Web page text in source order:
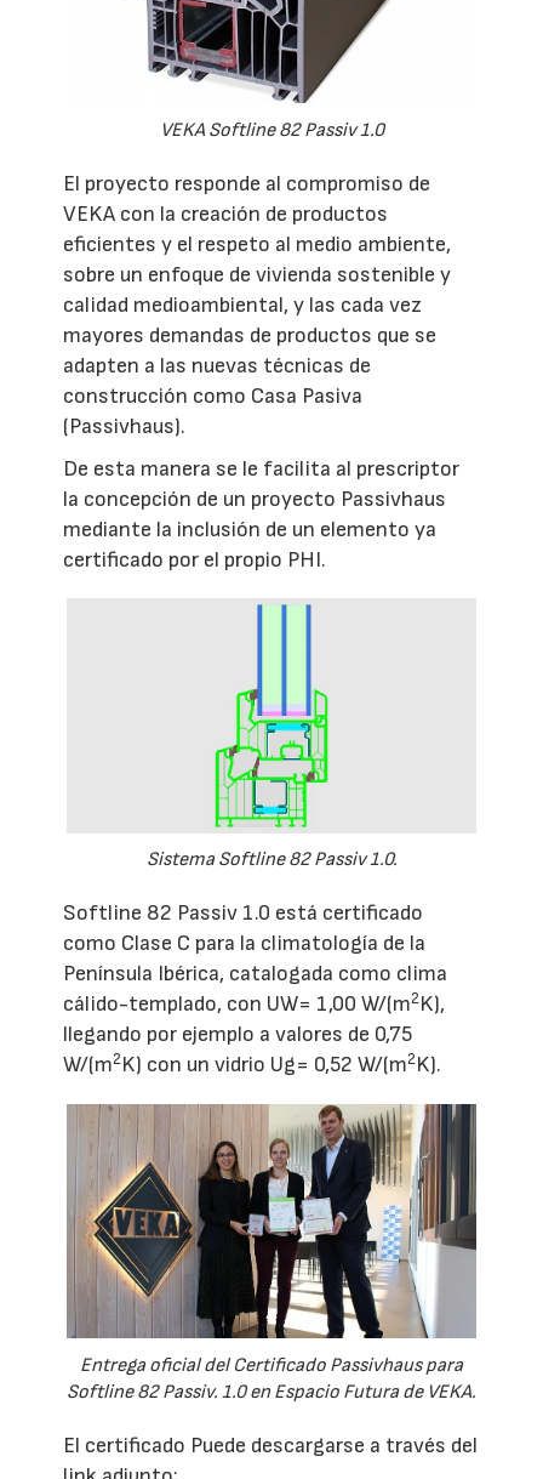
VEKA Softline 82 Passiv 1.0
El proyecto responde al compromiso de
VEKA con la creación de productos
eficientes y el respeto al medio ambiente,
sobre un enfoque de vivienda sostenible y
calidad medioambiental, y las cada vez
mayores demandas de productos que se
adapten a las nuevas técnicas de
construcción como Casa Pasiva
(Passivhaus).
De esta manera se le facilita al prescriptor
la concepción de un proyecto Passivhaus
mediante la inclusión de un elemento ya
certificado por el propio PHI.
Sistema Softline 82 Passiv 1.0.
Softline 82 Passiv 1.0 está certificado
como Clase C para la climatología de la
Península Ibérica, catalogada como clima
cálido-templado, con UW= 1,00 W/(m2K),
llegando por ejemplo a valores de 0,75
W/(m2K) con un vidrio Ug= 0,52 W/(m2K).
Entrega oficial del Certificado Passivhaus para
Softline 82 Passiv. 1.0 en Espacio Futura de VEKA.
El certificado Puede descargarse a través del